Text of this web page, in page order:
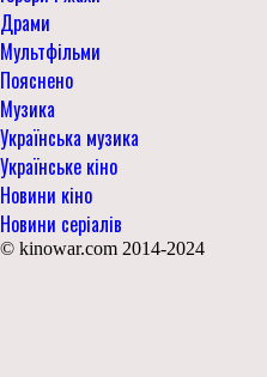
Драми
Мультфільми
Пояснено
Музика
Українська музика
Українське кіно
Новини кіно
Новини серіалів
© kinowar.com 2014-2024